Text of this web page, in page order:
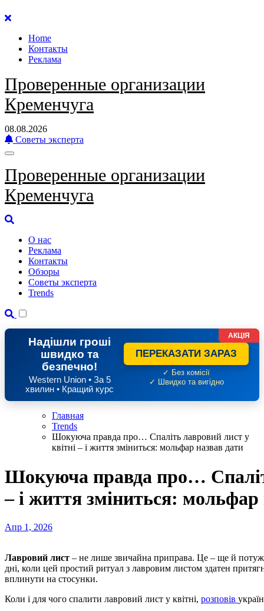
Перейти
содержанию
Home
Контакты
Реклама
Проверенные организации
Кременчуга
08.08.2026
Советы эксперта
Проверенные организации
Кременчуга
О нас
Реклама
Контакты
Обзоры
Советы эксперта
Trends
Надішли гроші
швидко та
безпечно!
Western Union • За 5
хвилин • Кращий курс
ПЕРЕКАЗАТИ ЗАРАЗ
✓ Без комісії
✓ Швидко та вигідно
АКЦІЯ
Главная
Trends
Шокуюча правда про… Спаліть лавровий лист у
квітні – і життя зміниться: мольфар назвав дати
Шокуюча правда про…
– і життя зміниться: мольфар
Апр 1, 2026
Лавровий лист – не лише звичайна приправа. Це – ще й
дні, коли цей простий ритуал з лавровим листом здатен
вплинути на стосунки.
Коли і для чого спалити лавровий лист у квітні, розповів